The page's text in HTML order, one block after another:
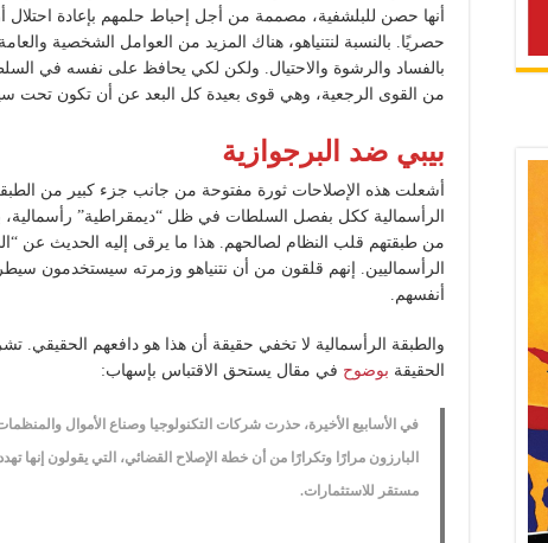
أنها حصن للبلشفية، مصممة من أجل إحباط حلمهم بإعادة احتلال
حصريًا. بالنسبة لنتنياهو، هناك المزيد من العوامل الشخصية
بالفساد والرشوة والاحتيال. ولكن لكي يحافظ على نفسه في
من القوى الرجعية، وهي قوى بعيدة كل البعد عن أن تكون تحت
بيبي ضد البرجوازية
أشعلت هذه الإصلاحات ثورة مفتوحة من جانب جزء كبير من
الرأسمالية ككل بفصل السلطات في ظل “ديمقراطية” رأسمالية،
من طبقتهم قلب النظام لصالحهم. هذا ما يرقى إليه الحديث عن
الرأسماليين. إنهم قلقون من أن نتنياهو وزمرته سيستخدمون
أنفسهم.
والطبقة الرأسمالية لا تخفي حقيقة أن هذا هو دافعهم الحقيقي.
الحقيقة بوضوح في مقال يستحق الاقتباس بإسهاب:
في الأسابيع الأخيرة، حذرت شركات التكنولوجيا وصناع الأموال
البارزون مرارًا وتكرارًا من أن خطة الإصلاح القضائي، التي يقولون إنها
مستقر للاستثمارات.